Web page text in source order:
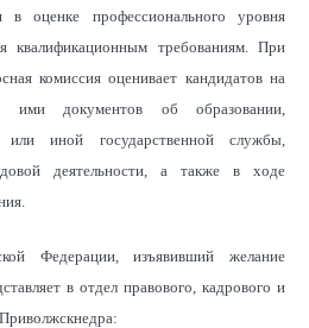
оценке профессионального уровня
квалификационным требованиям. При
комиссия оценивает кандидатов на
ими документов об образовании,
или иной государственной службы,
деятельности, а также в ходе
Федерации, изъявивший желание
в отдел правового, кадрового и